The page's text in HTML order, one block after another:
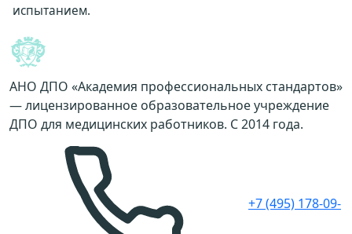
испытанием.
АНО ДПО «Академия профессиональных стандартов»
— лицензированное образовательное учреждение
ДПО для медицинских работников. С 2014 года.
+7 (495) 178-09-